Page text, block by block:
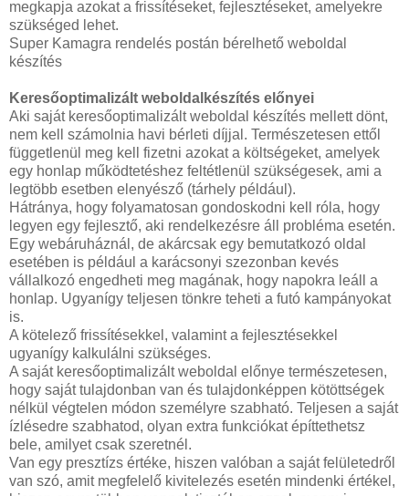
megkapja azokat a frissítéseket, fejlesztéseket, amelyekre
szükséged lehet.
Super Kamagra rendelés postán bérelhető weboldal
készítés
Keresőoptimalizált weboldalkészítés előnyei
Aki saját keresőoptimalizált weboldal készítés mellett dönt,
nem kell számolnia havi bérleti díjjal. Természetesen ettől
függetlenül meg kell fizetni azokat a költségeket, amelyek
egy honlap működtetéshez feltétlenül szükségesek, ami a
legtöbb esetben elenyésző (tárhely például).
Hátránya, hogy folyamatosan gondoskodni kell róla, hogy
legyen egy fejlesztő, aki rendelkezésre áll probléma esetén.
Egy webáruháznál, de akárcsak egy bemutatkozó oldal
esetében is például a karácsonyi szezonban kevés
vállalkozó engedheti meg magának, hogy napokra leáll a
honlap. Ugyanígy teljesen tönkre teheti a futó kampányokat
is.
A kötelező frissítésekkel, valamint a fejlesztésekkel
ugyanígy kalkulálni szükséges.
A saját keresőoptimalizált weboldal előnye természetesen,
hogy saját tulajdonban van és tulajdonképpen kötöttségek
nélkül végtelen módon személyre szabható. Teljesen a saját
ízlésedre szabhatod, olyan extra funkciókat építtethetsz
bele, amilyet csak szeretnél.
Van egy presztízs értéke, hiszen valóban a saját felületedről
van szó, amit megfelelő kivitelezés esetén mindenki értékel,